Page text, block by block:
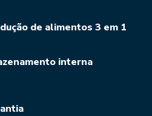
de alimentos 3 em 1
interna